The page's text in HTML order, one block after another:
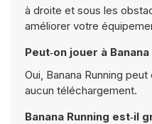
à droite et sous les
améliorer votre
Peut‑on jouer à
Oui, Banana Running
aucun téléchargement.
Banana Running est‑il